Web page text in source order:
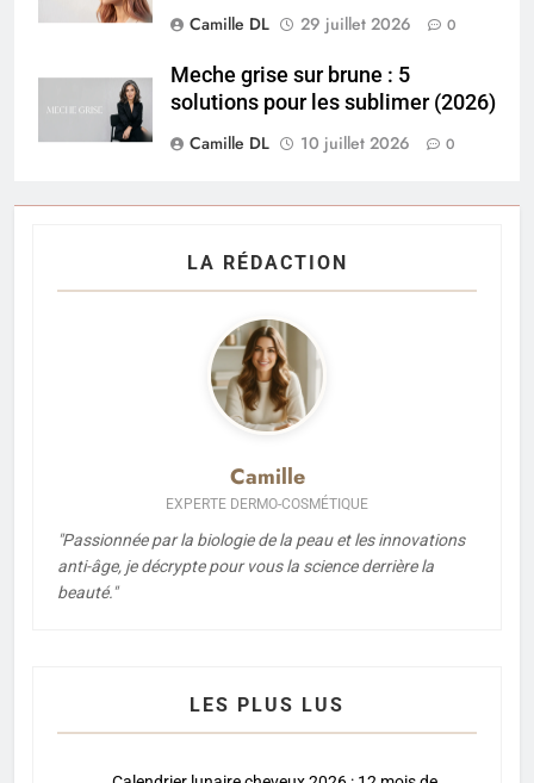
Camille DL
29 juillet 2026 0
Meche grise sur brune : 5
solutions pour les sublimer (2026)
Camille DL
10 juillet 2026 0
LA RÉDACTION
Camille
EXPERTE DERMO-COSMÉTIQUE
"Passionnée par la biologie de la peau et les innovations
anti-âge, je décrypte pour vous la science derrière la
beauté."
LES PLUS LUS